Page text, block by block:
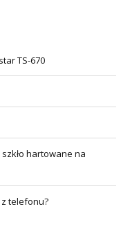
TS-670
szkło hartowane na
z telefonu?